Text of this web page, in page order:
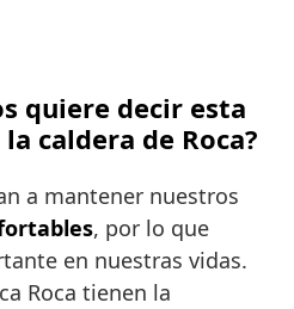
quiere decir esta
caldera de Roca?
a mantener nuestros
, por lo que
en nuestras vidas.
Roca tienen la